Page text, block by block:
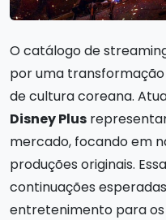
O catálogo de
por uma
de cultura coreana.
Disney Plus
mercado, focando em
produções originais.
continuações
entretenimento para os